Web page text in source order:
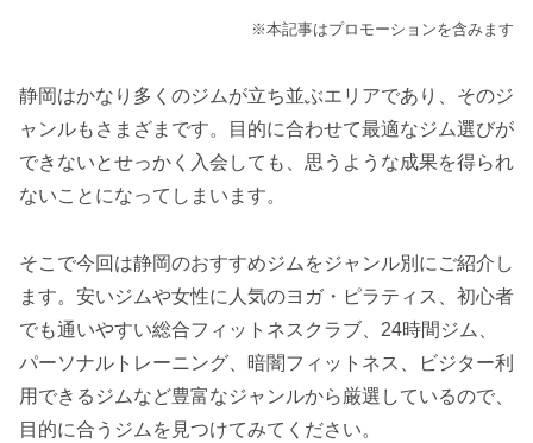
※本記事はプロモーションを含みます
静岡はかなり多くのジムが立ち並ぶエリアであり、そのジ
ャンルもさまざまです。目的に合わせて最適なジム選びが
できないとせっかく入会しても、思うような成果を得られ
ないことになってしまいます。
そこで今回は静岡のおすすめジムをジャンル別にご紹介し
ます。安いジムや女性に人気のヨガ・ピラティス、初心者
でも通いやすい総合フィットネスクラブ、24時間ジム、
パーソナルトレーニング、暗闇フィットネス、ビジター利
用できるジムなど豊富なジャンルから厳選しているので、
目的に合うジムを見つけてみてください。